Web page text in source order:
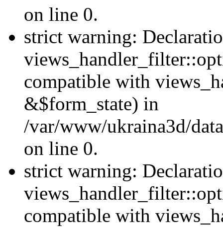
on line 0.
strict warning:
compatible with
&$form_state) in
/var/www/ukraina3d/
on line 0.
strict warning:
compatible with